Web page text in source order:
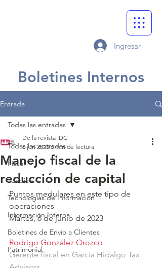
Ingresar
Boletines Internos
Entrada
Todas las entradas
Fiscal
Jurídico
Tecnologías de Información
Información Interna
Boletines de Envío a Clientes
Patrimonial
Todas las entradas
Manejo fiscal de la
reducción de capital
De la revista IDC
6 jun 2023 6 min de lectura
Puntos medulares en este tipo de
operaciones
Martes, 6 de junio de 2023
Rodrigo González Orozco
Gerente fiscal en García Hidalgo Tax